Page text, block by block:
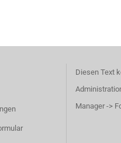
Diesen Text
Manager ->